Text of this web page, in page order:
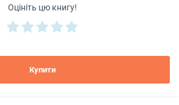
Оцініть цю книгу!
Купити